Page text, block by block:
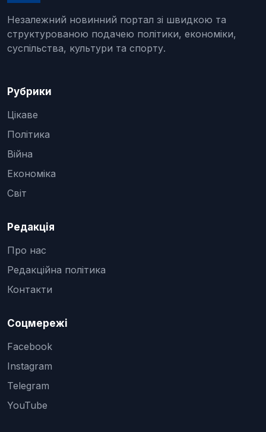
Незалежний новинний портал зі швидкою та
структурованою подачею політики, економіки,
суспільства, культури та спорту.
Рубрики
Цікаве
Політика
Війна
Економіка
Світ
Редакція
Про нас
Редакційна політика
Контакти
Соцмережі
Facebook
Instagram
Telegram
YouTube